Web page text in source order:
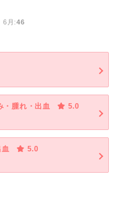
月:46
・腫れ・出血
5.0
血
5.0